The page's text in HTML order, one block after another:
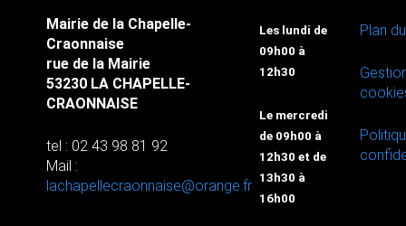
Mairie de la Chapelle-
Craonnaise
rue de la Mairie
53230 LA CHAPELLE-
CRAONNAISE
tel : 02 43 98 81 92
Mail :
lachapellecraonnaise@orange.fr
Les lundi de
09h00 à
12h30
Le mercredi
de 09h00 à
12h30 et de
13h30 à
16h00
Plan